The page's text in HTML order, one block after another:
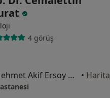
4 görüş
Eroğlan Mahallesi Mehmet Akif Ersoy Caddesi No:1, Edremit • Harita